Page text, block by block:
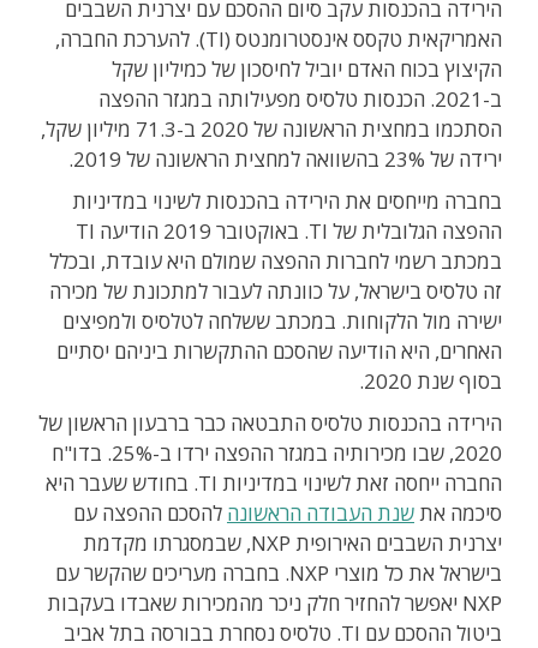
הירידה בהכנסות עקב סיום ההסכם עם יצרנית השבבים
האמריקאית טקסס אינסטרומנטס (TI). להערכת החברה,
הקיצוץ בכוח האדם יוביל לחיסכון של כמיליון שקל
ב-2021. הכנסות טלסיס מפעילותה במגזר ההפצה
הסתכמו במחצית הראשונה של 2020 ב-71.3 מיליון שקל,
ירידה של 23% בהשוואה למחצית הראשונה של 2019.
בחברה מייחסים את הירידה בהכנסות לשינוי במדיניות
ההפצה הגלובלית של TI. באוקטובר 2019 הודיעה TI
במכתב רשמי לחברות ההפצה שמולם היא עובדת, ובכלל
זה טלסיס בישראל, על כוונתה לעבור למתכונת של מכירה
ישירה מול הלקוחות. במכתב ששלחה לטלסיס ולמפיצים
האחרים, היא הודיעה שהסכם ההתקשרות ביניהם יסתיים
בסוף שנת 2020.
הירידה בהכנסות טלסיס התבטאה כבר ברבעון הראשון של
2020, שבו מכירותיה במגזר ההפצה ירדו ב-25%. בדו"ח
החברה ייחסה זאת לשינוי במדיניות TI. בחודש שעבר היא
סיכמה אתשנת העבודה הראשונה להסכם ההפצה עם
יצרנית השבבים האירופית NXP, שבמסגרתו מקדמת
בישראל את כל מוצרי NXP. בחברה מעריכים שהקשר עם
NXP יאפשר להחזיר חלק ניכר מהמכירות שאבדו בעקבות
ביטול ההסכם עם TI. טלסיס נסחרת בבורסה בתל אביב